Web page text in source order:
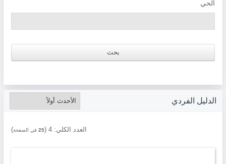
الحي
الدليل الفردي
العدد الكلي:4
(
25 في الصفحة)